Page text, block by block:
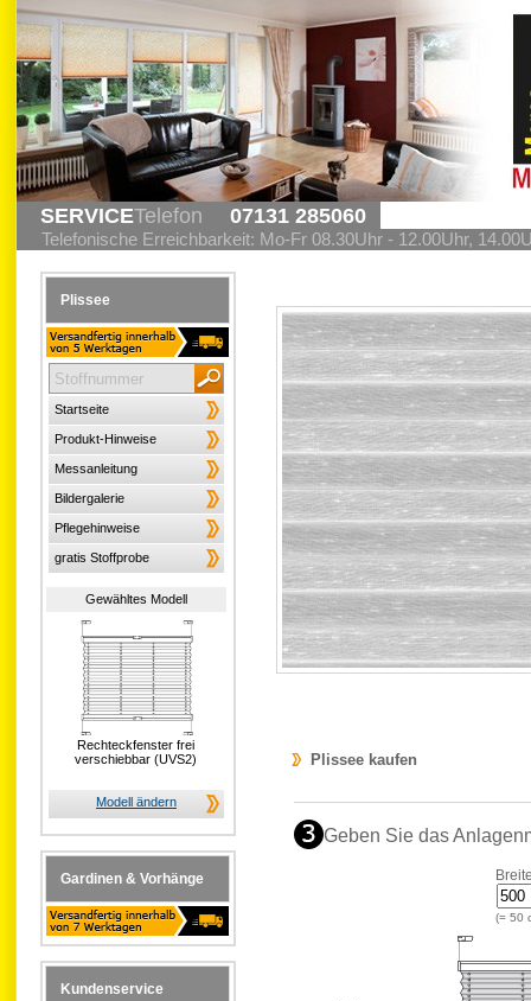
SERVICETelefon 07131 285060
Telefonische Erreichbarkeit: Mo-Fr 08.30Uhr - 12.00Uhr,
Plissee
Startseite
Produkt-Hinweise
Messanleitung
Bildergalerie
Pflegehinweise
gratis Stoffprobe
Gewähltes Modell
Rechteckfenster frei
verschiebbar (UVS2)
Modell ändern
Gardinen & Vorhänge
Kundenservice
Plissee kaufen
Geben Sie das
(=50